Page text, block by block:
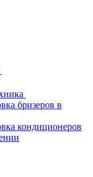
бризеров в
кондиционеров